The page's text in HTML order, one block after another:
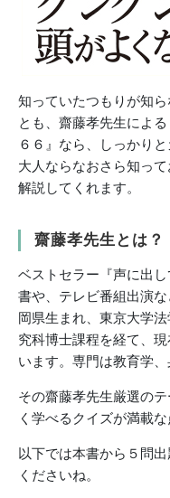
知っていたつもりが知
とも、齋藤孝先生によ
６６』なら、しっかり
大人ならなおさら知っ
解説してくれます。
齋藤孝先生とは？
ベストセラー『声に出
書や、テレビ番組出演
岡県生まれ、東京大学
究科博士課程を経て、
います。専門は教育学
その齋藤孝先生厳選の
く学べるクイズが満載な
以下では本書から５問
くださいね。